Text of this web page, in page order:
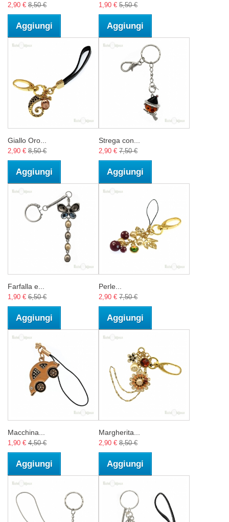
2,90 € 8,50 €
Aggiungi
1,90 € 5,50 €
Aggiungi
Giallo Oro...
2,90 € 8,50 €
Aggiungi
Strega con...
2,90 € 7,50 €
Aggiungi
Farfalla e...
1,90 € 6,50 €
Aggiungi
Perle...
2,90 € 7,50 €
Aggiungi
Macchina...
1,90 € 4,50 €
Aggiungi
Margherita...
2,90 € 8,50 €
Aggiungi